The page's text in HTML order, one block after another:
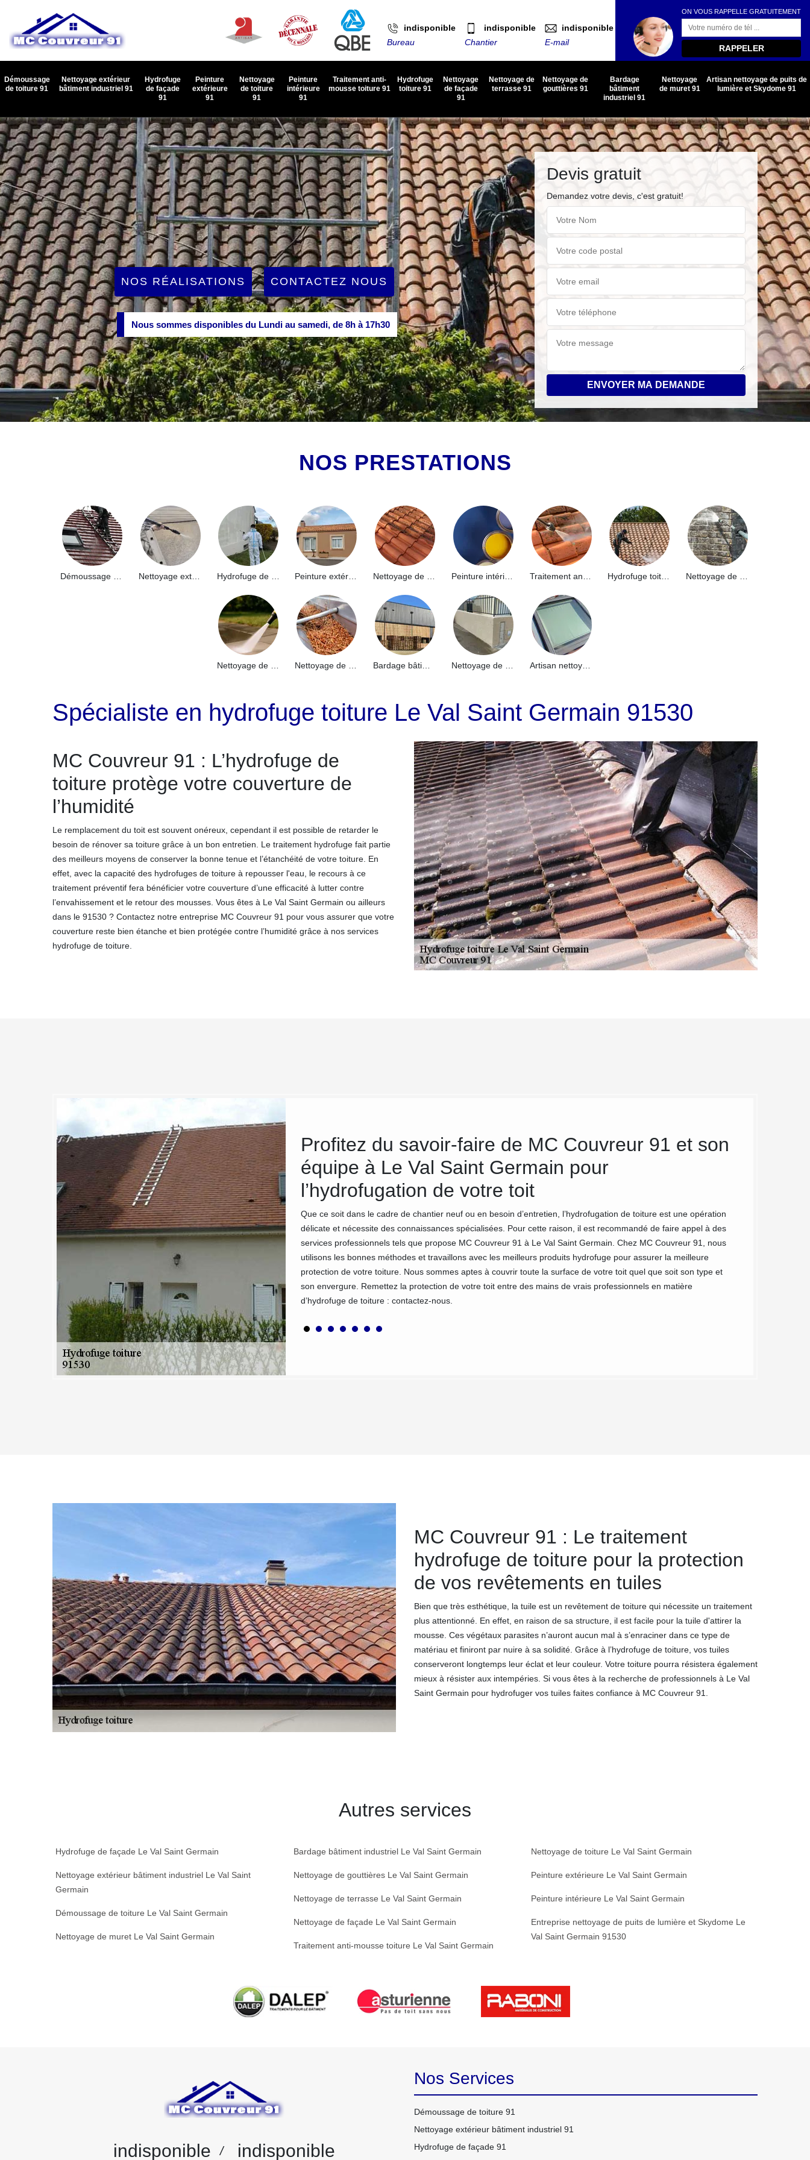
indisponible
Bureau
indisponible
Chantier
indisponible
E-mail
ON VOUS RAPPELLE GRATUITEMENT
Démoussage
de toiture 91
Nettoyage extérieur
bâtiment industriel 91
Hydrofuge
de façade
91
Peinture
extérieure
91
Nettoyage
de toiture
91
Peinture
intérieure
91
Traitement anti-
mousse toiture 91
Hydrofuge
toiture 91
Nettoyage
de façade
91
Nettoyage de
terrasse 91
Nettoyage de
gouttières 91
Bardage
bâtiment
industriel 91
Nettoyage
de muret 91
Artisan nettoyage de puits de
lumière et Skydome 91
NOS RÉALISATIONS CONTACTEZ NOUS
Nous sommes disponibles du Lundi au samedi, de 8h à 17h30
Devis gratuit
Demandez votre devis, c'est gratuit!
NOS PRESTATIONS
Nettoyage extérieur bâtiment industriel 91 Peinture intérieure 91
Artisan nettoyage de puits de lumière et Skydome 91
Spécialiste en hydrofuge toiture Le Val Saint Germain 91530
MC Couvreur 91 : L’hydrofuge de
toiture protège votre couverture de
l’humidité
Le remplacement du toit est souvent onéreux, cependant il est possible de retarder le
besoin de rénover sa toiture grâce à un bon entretien. Le traitement hydrofuge fait partie
des meilleurs moyens de conserver la bonne tenue et l’étanchéité de votre toiture. En
effet, avec la capacité des hydrofuges de toiture à repousser l'eau, le recours à ce
traitement préventif fera bénéficier votre couverture d’une efficacité à lutter contre
l’envahissement et le retour des mousses. Vous êtes à Le Val Saint Germain ou ailleurs
dans le 91530 ? Contactez notre entreprise MC Couvreur 91 pour vous assurer que votre
couverture reste bien étanche et bien protégée contre l’humidité grâce à nos services
hydrofuge de toiture.
très indispensable. C’est une mesure de lutte contre la perte d’étanchéité
d’obtenir un guide professionnel sur la réalisation de préparatif
demande de devis est l’unique opération que vous devrait faire pour
de votre projet. Cette demande est faisable gratuitement et aussi sans
réaliser votre demande auprès d’un prestataire de votre choix.
Profitez du savoir-faire de MC Couvreur 91 et son
équipe à Le Val Saint Germain pour
l’hydrofugation de votre toit
Que ce soit dans le cadre de chantier neuf ou en besoin d’entretien, l’hydrofugation de toiture est une opération
délicate et nécessite des connaissances spécialisées. Pour cette raison, il est recommandé de faire appel à des
services professionnels tels que propose MC Couvreur 91 à Le Val Saint Germain. Chez MC Couvreur 91, nous
utilisons les bonnes méthodes et travaillons avec les meilleurs produits hydrofuge pour assurer la meilleure
protection de votre toiture. Nous sommes aptes à couvrir toute la surface de votre toit quel que soit son type et
son envergure. Remettez la protection de votre toit entre des mains de vrais professionnels en matière
d’hydrofuge de toiture : contactez-nous.
MC Couvreur 91 : Le traitement
hydrofuge de toiture pour la protection
de vos revêtements en tuiles
Bien que très esthétique, la tuile est un revêtement de toiture qui nécessite un traitement
plus attentionné. En effet, en raison de sa structure, il est facile pour la tuile d'attirer la
mousse. Ces végétaux parasites n’auront aucun mal à s’enraciner dans ce type de
matériau et finiront par nuire à sa solidité. Grâce à l’hydrofuge de toiture, vos tuiles
conserveront longtemps leur éclat et leur couleur. Votre toiture pourra résistera également
mieux à résister aux intempéries. Si vous êtes à la recherche de professionnels à Le Val
Saint Germain pour hydrofuger vos tuiles faites confiance à MC Couvreur 91.
Autres services
Hydrofuge de façade Le Val Saint Germain
Nettoyage extérieur bâtiment industriel Le Val Saint
Germain
Démoussage de toiture Le Val Saint Germain
Nettoyage de muret Le Val Saint Germain
Bardage bâtiment industriel Le Val Saint Germain
Nettoyage de gouttières Le Val Saint Germain
Nettoyage de terrasse Le Val Saint Germain
Nettoyage de façade Le Val Saint Germain
Traitement anti-mousse toiture Le Val Saint Germain
Nettoyage de toiture Le Val Saint Germain
Peinture extérieure Le Val Saint Germain
Peinture intérieure Le Val Saint Germain
Entreprise nettoyage de puits de lumière et Skydome Le
Val Saint Germain 91530
indisponible / indisponible
Nos Services
Démoussage de toiture 91
Nettoyage extérieur bâtiment industriel 91
Hydrofuge de façade 91